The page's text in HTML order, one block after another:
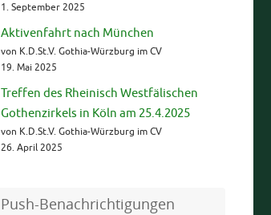
1. September 2025
Aktivenfahrt nach München
von K.D.St.V. Gothia-Würzburg im CV
19. Mai 2025
Treffen des Rheinisch Westfälischen
Gothenzirkels in Köln am 25.4.2025
von K.D.St.V. Gothia-Würzburg im CV
26. April 2025
Push-Benachrichtigungen